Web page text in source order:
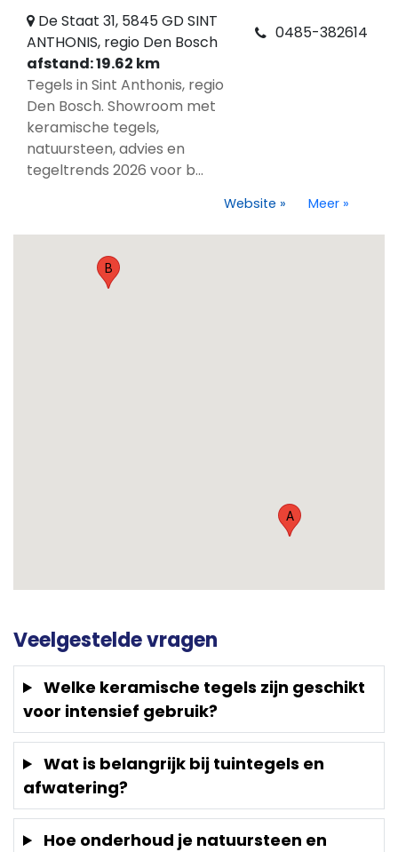
De Staat 31, 5845 GD SINT
ANTHONIS, regio Den Bosch
afstand: 19.62 km
Tegels in Sint Anthonis, regio
Den Bosch. Showroom met
keramische tegels,
natuursteen, advies en
tegeltrends 2026 voor b...
0485-382614
Website » Meer »
A
B
Veelgestelde vragen
Welke keramische tegels zijn geschikt
voor intensief gebruik?
Wat is belangrijk bij tuintegels en
afwatering?
Hoe onderhoud je natuursteen en